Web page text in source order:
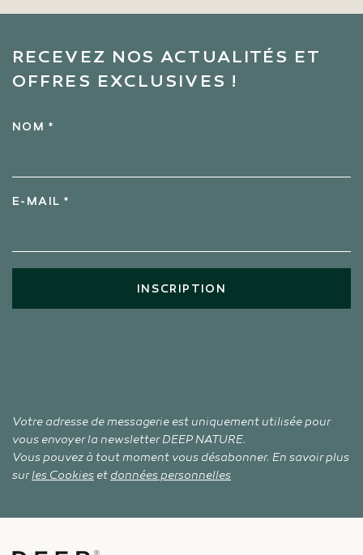
RECEVEZ NOS ACTUALITÉS ET
OFFRES EXCLUSIVES !
NOM *
E-MAIL *
INSCRIPTION
Votre adresse de messagerie est uniquement utilisée pour
vous envoyer la newsletter DEEP NATURE.
Vous pouvez à tout moment vous désabonner. En savoir plus
surles Cookies et données personnelles